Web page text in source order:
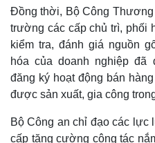
Đồng thời, Bộ Công
trường các cấp chủ trì,
kiểm tra, đánh giá nguồn
hóa của doanh nghiệp
đăng ký hoạt động bán
được sản xuất, gia công
Bộ Công an chỉ đạo các lực
cấp tăng cường công tác